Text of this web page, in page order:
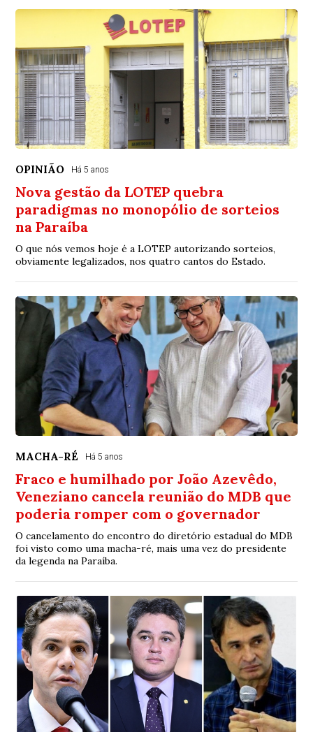
OPINIÃO Há 5 anos
Nova gestão da LOTEP quebra
paradigmas no monopólio de sorteios
na Paraíba
O que nós vemos hoje é a LOTEP autorizando sorteios,
obviamente legalizados, nos quatro cantos do Estado.
MACHA-RÉ Há 5 anos
Fraco e humilhado por João Azevêdo,
Veneziano cancela reunião do MDB que
poderia romper com o governador
O cancelamento do encontro do diretório estadual do MDB
foi visto como uma macha-ré, mais uma vez do presidente
da legenda na Paraíba.